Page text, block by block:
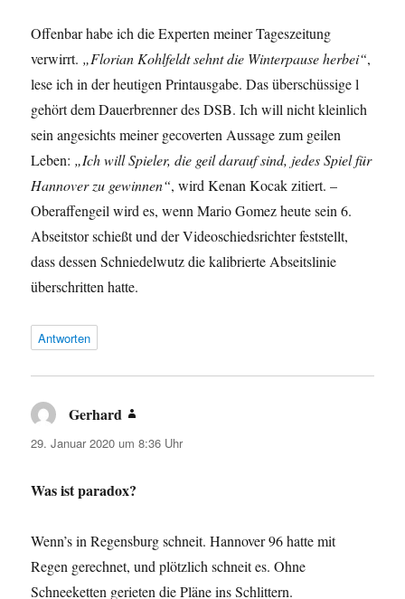
Offenbar habe ich die Experten meiner Tageszeitung
verwirrt. „Florian Kohlfeldt sehnt die Winterpause herbei“,
lese ich in der heutigen Printausgabe. Das überschüssige l
gehört dem Dauerbrenner des DSB. Ich will nicht kleinlich
sein angesichts meiner gecoverten Aussage zum geilen
Leben: „Ich will Spieler, die geil darauf sind, jedes Spiel für
Hannover zu gewinnen“, wird Kenan Kocak zitiert. –
Oberaffengeil wird es, wenn Mario Gomez heute sein 6.
Abseitstor schießt und der Videoschiedsrichter feststellt,
dass dessen Schniedelwutz die kalibrierte Abseitslinie
überschritten hatte.
Antworten
Gerhard
29. Januar 2020 um 8:36 Uhr
Was ist paradox?
Wenn’s in Regensburg schneit. Hannover 96 hatte mit
Regen gerechnet, und plötzlich schneit es. Ohne
Schneeketten gerieten die Pläne ins Schlittern.